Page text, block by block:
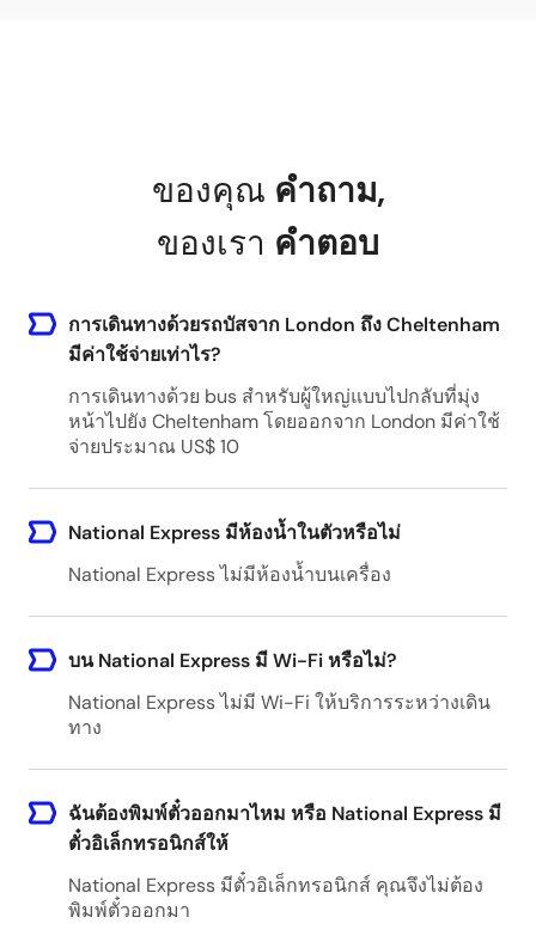
ของคุณ คำถาม,
ของเรา คำตอบ
การเดินทางด้วยรถบัสจาก London ถึง Cheltenham
มีค่าใช้จ่ายเท่าไร?
การเดินทางด้วย bus สำหรับผู้ใหญ่แบบไปกลับที่มุ่ง
หน้าไปยัง Cheltenham โดยออกจาก London มีค่าใช้
จ่ายประมาณ US$ 10
National Express มีห้องน้ำในตัวหรือไม่
National Express ไม่มีห้องน้ำบนเครื่อง
บน National Express มี Wi-Fi หรือไม่?
National Express ไม่มี Wi-Fi ให้บริการระหว่างเดิน
ทาง
ฉันต้องพิมพ์ตั๋วออกมาไหม หรือ National Express มี
ตั๋วอิเล็กทรอนิกส์ให้
National Express มีตั๋วอิเล็กทรอนิกส์ คุณจึงไม่ต้อง
พิมพ์ตั๋วออกมา